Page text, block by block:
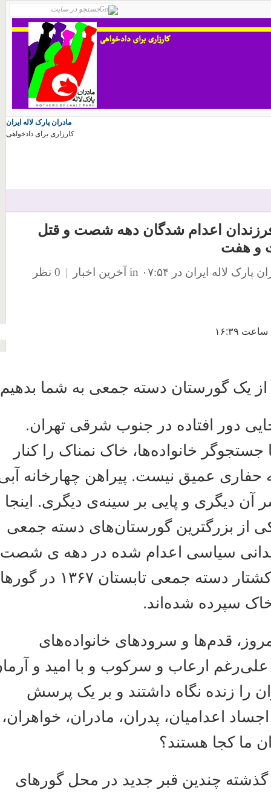
مادران پارک لاله ایران
کارزاری برای دادخواهی
اعدام شدگان دهه شصت و قتل
هفت
لاله ایران در ۰۷:۵۴ in آخرین اخبار | 0 نظر
یک گورستان دسته جمعی به شما بدهیم:
۱۳۶۷، جایی دور افتاده در جنوب شرقی تهران.
خانواده‌ها، خاک نمناک را کنار
عمیق نیست. پیراهن چهارخانه آبی،
دیگری و پایی بر سینه‌ی دیگری. اینجا
بزرگترین گورستان‌های دسته جمعی
سیاسی اعدام شده در دهه ی شصت و
بیشتر اعدامیان کشتار دسته جمعی تابستان ۱۳۶۷ در گورهای
سپرده شده‌اند.
قدم‌ها و سرودهای خانواده‌های
ارعاب و سرکوب و با امید و آرمان
را زنده نگاه داشتند و بر یک پرسش
اعدامیان، پدران، مادران، خواهران،
ما کجا هستند؟
چندین قبر جدید در محل گورهای